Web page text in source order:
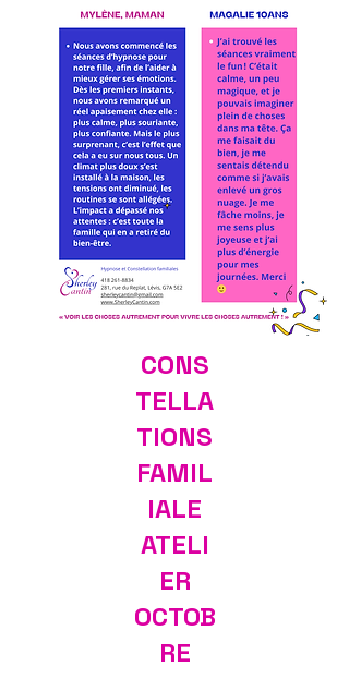
CONS
TELLA
TIONS
FAMIL
IALE
ATELI
ER
OCTOB
RE